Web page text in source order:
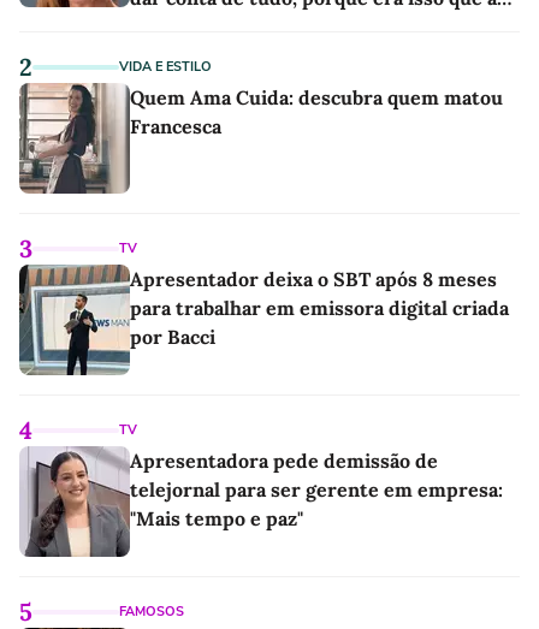
2 VIDA E ESTILO
Quem Ama Cuida: descubra quem matou
Francesca
3 TV
Apresentador deixa o SBT após 8 meses
para trabalhar em emissora digital criada
por Bacci
4 TV
Apresentadora pede demissão de
telejornal para ser gerente em empresa:
"Mais tempo e paz"
5 FAMOSOS